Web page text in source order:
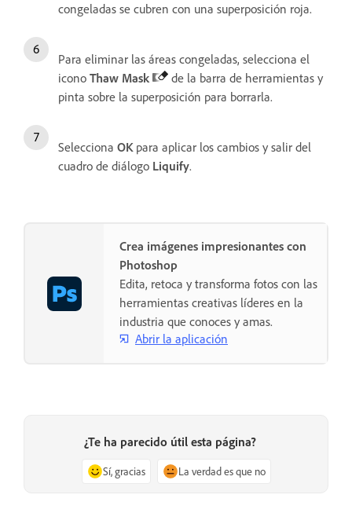
congeladas se cubren con una superposición roja.
Para eliminar las áreas congeladas, selecciona el
icono Thaw Mask
de la barra de herramientas y
pinta sobre la superposición para borrarla.
Selecciona OKpara aplicar los cambios y salir del
cuadro de diálogo Liquify.
Crea imágenes impresionantes con
Photoshop
Edita, retoca y transforma fotos con las
herramientas creativas líderes en la
industria que conoces y amas.
Abrir la aplicación
¿Te ha parecido útil esta página?
Sí, gracias La verdad es que no